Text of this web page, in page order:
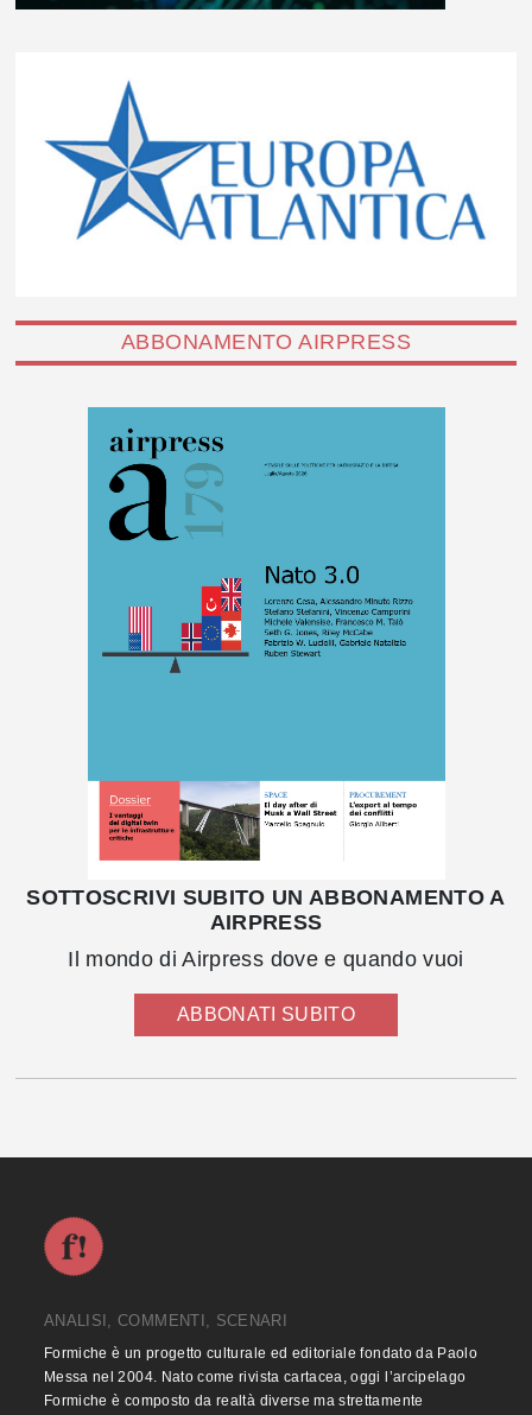
ABBONAMENTO AIRPRESS
SOTTOSCRIVI SUBITO UN ABBONAMENTO A
AIRPRESS
Il mondo di Airpress dove e quando vuoi
ABBONATI SUBITO
ANALISI, COMMENTI, SCENARI
Formiche è un progetto culturale ed editoriale fondato da Paolo
Messa nel 2004. Nato come rivista cartacea, oggi l’arcipelago
Formiche è composto da realtà diverse ma strettamente